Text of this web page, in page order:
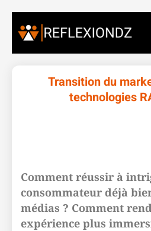
Transition du
technologies
Comment réussir à
consommateur déjà
médias ? Comment
expérience plus